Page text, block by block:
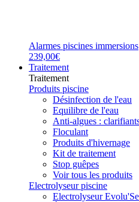
Alarmes piscines immersions
239,00€
Traitement
Traitement
Produits piscine
Désinfection de l'eau
Equilibre de l'eau
Anti-algues :
Floculant
Produits d'hivernage
Kit de traitement
Stop guêpes
Voir tous les produits
Electrolyseur piscine
Electrolyseur